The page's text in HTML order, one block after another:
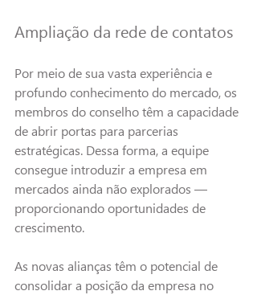
Ampliação da rede de contatos
Por meio de sua vasta experiência e
profundo conhecimento do mercado, os
membros do conselho têm a capacidade
de abrir portas para parcerias
estratégicas. Dessa forma, a equipe
consegue introduzir a empresa em
mercados ainda não explorados —
proporcionando oportunidades de
crescimento.
As novas alianças têm o potencial de
consolidar a posição da empresa no